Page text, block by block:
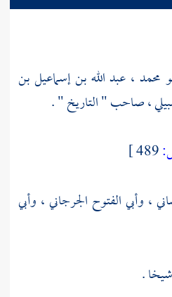
محمد ، عبد الله بن إسماعيل بن
، صاحب " التاريخ " .
، وأبي الفتوح الجرجاني، وأبي
.